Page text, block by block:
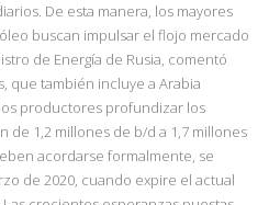
De esta manera, los mayores
buscan impulsar el flojo mercado
de Energía de Rusia, comentó
que también incluye a Arabia
productores profundizar los
1,2 millones de b/d a 1,7 millones
acordarse formalmente, se
de 2020, cuando expire el actual